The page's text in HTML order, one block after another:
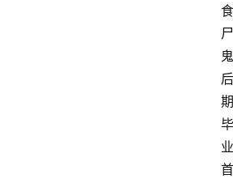
食
尸
鬼
后
期
毕
业
首